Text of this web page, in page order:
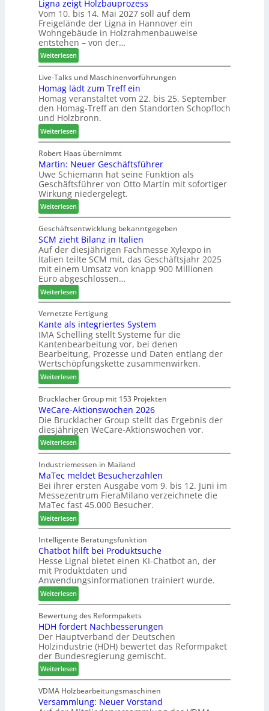
tr
P
l
a
n
t
a
g
ä
s
e
r
u
n
d
-
V
e
r
b
i
n
d
e
r
i
t
t
h
e
m
a
d
e
r
I
n
t
e
r
z
u
m
2
0
2
7
Ligna zeigt Holzbauprozess
Vom 10. bis 14. Mai 2027 soll auf dem
Freigelände der Ligna in Hannover ein
Wohngebäude in Holzrahmenbauweise
entstehen – von der…
Weiterlesen:
L
i
g
n
a
z
e
i
g
t
H
o
l
z
b
a
u
p
r
o
z
e
s
s
Live-Talks und Maschinenvorführungen
Homag lädt zum Treff ein
Homag veranstaltet vom 22. bis 25. September
den Homag-Treff an den Standorten Schopfloch
und Holzbronn.
Weiterlesen:
H
o
m
a
g
l
ä
d
t
z
u
m
T
r
e
f
f
e
i
n
Robert Haas übernimmt
Martin: Neuer Geschäftsführer
Uwe Schiemann hat seine Funktion als
Geschäftsführer von Otto Martin mit sofortiger
Wirkung niedergelegt.
Weiterlesen:
M
a
r
t
n
:
N
e
u
e
r
G
e
s
c
h
ä
f
t
s
f
ü
h
r
e
r
Geschäftsentwicklung bekanntgegeben
SCM zieht Bilanz in Italien
Auf der diesjährigen Fachmesse Xylexpo in
Italien teilte SCM mit, das Geschäftsjahr 2025
mit einem Umsatz von knapp 900 Millionen
Euro abgeschlossen…
Weiterlesen:
S
C
M
z
i
e
h
t
B
i
l
a
n
z
i
n
I
t
a
l
i
e
n
Vernetzte Fertigung
Kante als integriertes System
IMA Schelling stellt Systeme für die
Kantenbearbeitung vor, bei denen
Bearbeitung, Prozesse und Daten entlang der
Wertschöpfungskette zusammenwirken.
Weiterlesen:
K
a
n
t
e
l
s
i
n
t
e
r
i
e
r
t
e
s
S
y
s
t
e
m
Brucklacher Group mit 153 Projekten
WeCare-Aktionswochen 2026
Die Brucklacher Group stellt das Ergebnis der
diesjährigen WeCare-Aktionswochen vor.
Weiterlesen:
W
e
C
a
r
e
-
A
k
t
i
o
n
s
w
o
c
h
e
n
2
0
2
6
Industriemessen in Mailand
MaTec meldet Besucherzahlen
Bei ihrer ersten Ausgabe vom 9. bis 12. Juni im
Messezentrum FieraMilano verzeichnete die
MaTec fast 45.000 Besucher.
Weiterlesen:
M
a
T
e
c
m
e
l
d
e
t
B
e
s
u
c
h
Intelligente Beratungsfunktion
Chatbot hilft bei Produktsuche
Hesse Lignal bietet einen KI-Chatbot an, der
mit Produktdaten und
Anwendungsinformationen trainiert wurde.
Weiterlesen:
C
h
a
t
b
o
t
h
i
l
Bewertung des Reformpakets
HDH fordert Nachbesserungen
Der Hauptverband der Deutschen
Holzindustrie (HDH) bewertet das Reformpaket
der Bundesregierung gemischt.
Weiterlesen:
H
D
H
VDMA Holzbearbeitungsmaschinen
Versammlung: Neuer Vorstand